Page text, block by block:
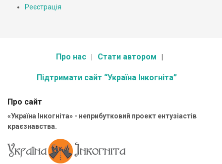
Реєстрація
Про нас Стати автором
Підтримати сайт “Україна Інкогніта”
Про сайт
«Україна Інкогніта» - неприбутковий проект ентузіастів
краєзнавства.